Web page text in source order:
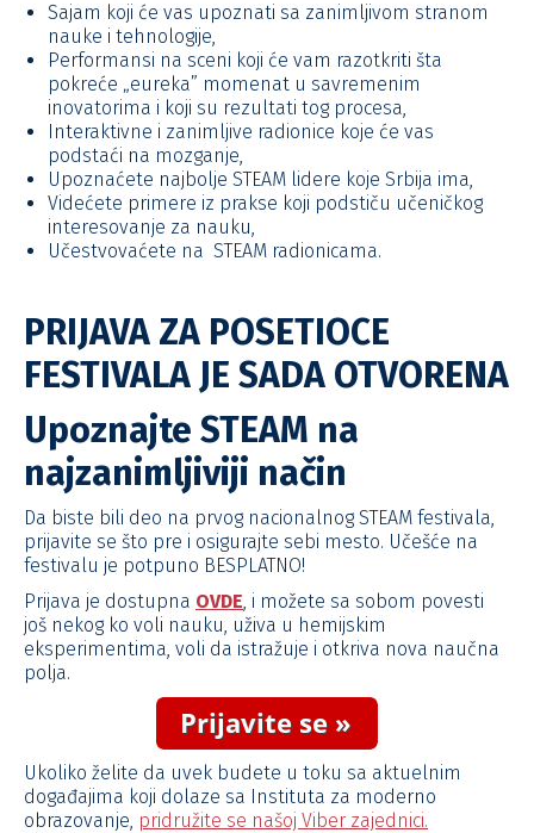
Sajam koji će vas upoznati sa zanimljivom stranom
nauke i tehnologije,
Performansi na sceni koji će vam razotkriti šta
pokreće „eureka” momenat u savremenim
inovatorima i koji su rezultati tog procesa,
Interaktivne i zanimljive radionice koje će vas
podstaći na mozganje,
Upoznaćete najbolje STEAM lidere koje Srbija ima,
Videćete primere iz prakse koji podstiču učeničkog
interesovanje za nauku,
Učestvovaćete na STEAM radionicama.
PRIJAVA ZA POSETIOCE
FESTIVALA JE SADA OTVORENA
Upoznajte STEAM na
najzanimljiviji način
Da biste bili deo na prvog nacionalnog STEAM festivala,
prijavite se što pre i osigurajte sebi mesto. Učešće na
festivalu je potpuno BESPLATNO!
Prijava je dostupna OVDE, i možete sa sobom povesti
još nekog ko voli nauku, uživa u hemijskim
eksperimentima, voli da istražuje i otkriva nova naučna
polja.
Ukoliko želite da uvek budete u toku sa aktuelnim
događajima koji dolaze sa Instituta za moderno
obrazovanje, pridružite se našoj Viber zajednici.